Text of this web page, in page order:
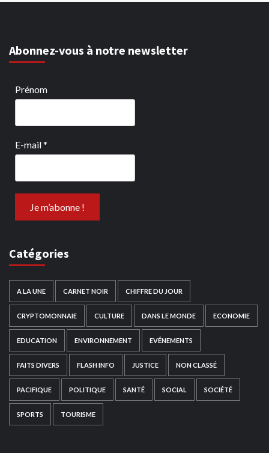
Abonnez-vous à notre newsletter
Prénom
E-mail*
Catégories
A LA UNE CARNET NOIR CHIFFRE DU JOUR
CRYPTOMONNAIE CULTURE DANS LE MONDE ECONOMIE
EDUCATION ENVIRONNEMENT EVÉNEMENTS
FAITS DIVERS FLASH INFO JUSTICE NON CLASSÉ
PACIFIQUE POLITIQUE SANTÉ SOCIAL SOCIÉTÉ
SPORTS TOURISME